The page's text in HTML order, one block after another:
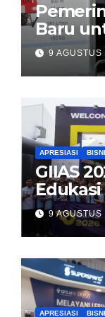
Baru
di 2026
9 AGUSTUS
APRESIASI
GIIAS
Edukasi
dan
9
APRESIASI